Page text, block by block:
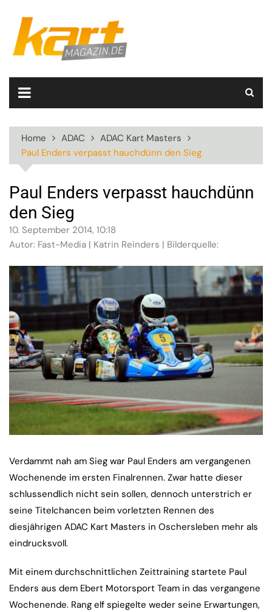
content
Home ADAC
ADAC Kart Masters
Paul Enders verpasst hauchdünn den Sieg
Paul Enders verpasst hauchdünn
den Sieg
10. September 2014, 10:18
Autor: Fast-Media | Katrin Reinders | Bilderquelle:
Verdammt nah am Sieg war Paul Enders am vergangenen
Wochenende im ersten Finalrennen. Zwar hatte dieser
schlussendlich nicht sein sollen, dennoch unterstrich er
seine Titelchancen beim vorletzten Rennen des
diesjährigen ADAC Kart Masters in Oschersleben mehr als
eindrucksvoll.
Mit einem durchschnittlichen Zeittraining startete Paul
Enders aus dem Ebert Motorsport Team in das vergangene
Wochenende. Rang elf spiegelte weder seine Erwartungen,